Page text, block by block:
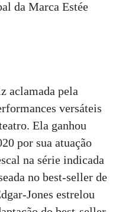
da Marca Estée
aclamada pela
versáteis
Ela ganhou
por sua atuação
na série indicada
no best-seller de
Jones estrelou